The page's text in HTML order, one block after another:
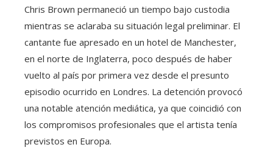
Chris Brown permaneció un tiempo bajo custodia
mientras se aclaraba su situación legal preliminar. El
cantante fue apresado en un hotel de Manchester,
en el norte de Inglaterra, poco después de haber
vuelto al país por primera vez desde el presunto
episodio ocurrido en Londres. La detención provocó
una notable atención mediática, ya que coincidió con
los compromisos profesionales que el artista tenía
previstos en Europa.